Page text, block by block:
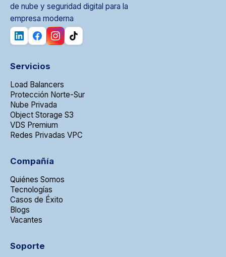
de nube y seguridad digital para la
empresa moderna
Servicios
Load Balancers
Protección Norte-Sur
Nube Privada
Object Storage S3
VDS Premium
Redes Privadas VPC
Compañía
Quiénes Somos
Tecnologías
Casos de Éxito
Blogs
Vacantes
Soporte